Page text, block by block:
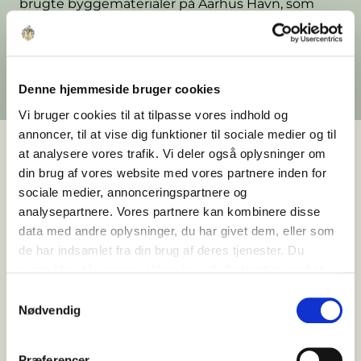
Denne hjemmeside bruger cookies
Vi bruger cookies til at tilpasse vores indhold og
annoncer, til at vise dig funktioner til sociale medier og til
at analysere vores trafik. Vi deler også oplysninger om
din brug af vores website med vores partnere inden for
sociale medier, annonceringspartnere og
analysepartnere. Vores partnere kan kombinere disse
data med andre oplysninger, du har givet dem, eller som
de har indsamlet fra din brug af deres tjenester. Du
Nødvendig
brugte byggematerialer på Aarhus Havn, som
løbende indgår i renoveringer og bidrager til at
bevare eksisterende bygningers karakter og
For enden af Balticagade på Mellemarmen i
Aarhus, hvor asfalten møder kajkanten, ligger en
tidligere skibsbyggerhal. Hallen fungerede
dengang som værksted for svejsning af
genbrugsmaterialer.
byggematerialer og genstande, der ikke